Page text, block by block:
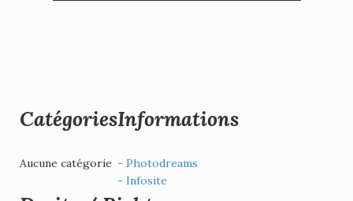
Catégories
Aucune catégorie
Informations
- Photodreams
- Infosite